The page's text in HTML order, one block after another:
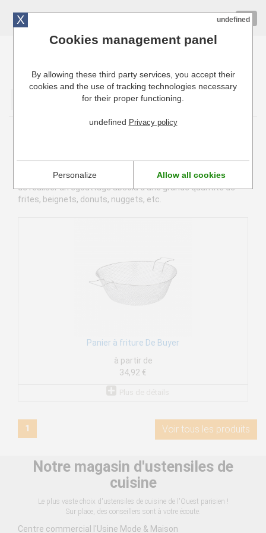
Cuisinresto: Ustensiles de cuisine pour professionnels
Le panier à friture, destiné aux professionnels, est un
complément indispensable de la bassine à friture et permet
de réaliser un égouttage absolu d'une grande quantité de
frites, beignets, donuts, nuggets, etc.
Panier à friture De Buyer
à partir de
34,92 €
1 Voir tous les produits
Notre magasin d'ustensiles de
cuisine
Le plus vaste choix d'ustensiles de cuisine de l'Ouest parisien !
Sur place, des conseillers sont à votre écoute.
Centre commercial l'Usine Mode & Maison
X undefined
Cookies management panel
By allowing these third party services, you accept their
cookies and the use of tracking technologies necessary
for their proper functioning.
undefined Privacy policy
Personalize Allow all cookies